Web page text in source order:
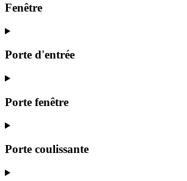
Fenêtre
Porte d'entrée
Porte fenêtre
Porte coulissante